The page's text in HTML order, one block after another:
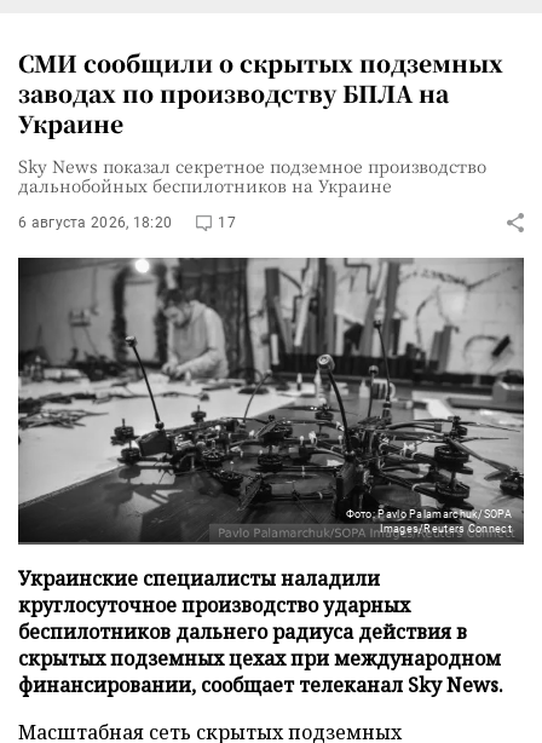
СМИ сообщили о скрытых подземных
заводах по производству БПЛА на
Украине
Sky News показал секретное подземное производство
дальнобойных беспилотников на Украине
6 августа 2026, 18:20 17
Фото: Pavlo Palamarchuk/SOPA
Images/Reuters Connect
Украинские специалисты наладили
круглосуточное производство ударных
беспилотников дальнего радиуса действия в
скрытых подземных цехах при международном
финансировании, сообщает телеканал Sky News.
Масштабная сеть скрытых подземных